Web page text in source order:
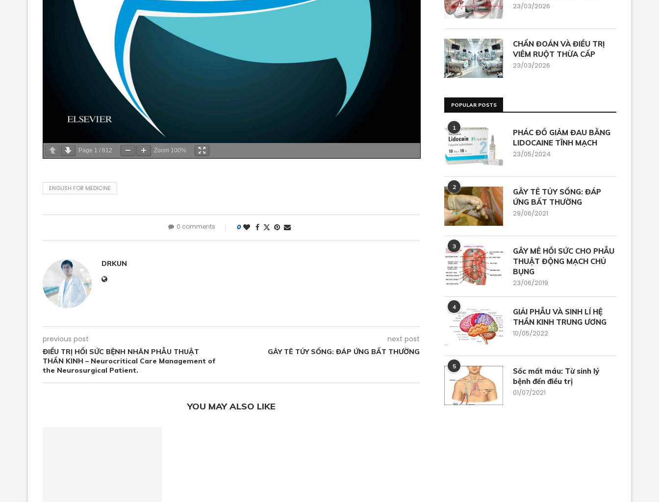
Page 1 / 612 Zoom 100%
ENGLISH FOR MEDICINE
0 comments 0
DRKUN
previous post
ĐIỀU TRỊ HỒI SỨC BỆNH NHÂN PHẪU THUẬT
THẦN KINH – Neurocritical Care Management of
the Neurosurgical Patient.
next post
GÂY TÊ TỦY SỐNG: ĐÁP ỨNG BẤT THƯỜNG
YOU MAY ALSO LIKE
23/03/2026
CHẨN ĐOÁN VÀ ĐIỀU TRỊ
VIÊM RUỘT THỪA CẤP
23/03/2026
POPULAR POSTS
1
PHÁC ĐỒ GIẢM ĐAU BẰNG
LIDOCAINE TĨNH MẠCH
23/05/2024
2
GÂY TÊ TỦY SỐNG: ĐÁP
ỨNG BẤT THƯỜNG
29/06/2021
3
GÂY MÊ HỒI SỨC CHO PHẪU
THUẬT ĐỘNG MẠCH CHỦ
BỤNG
23/06/2019
4
GIẢI PHẪU VÀ SINH LÍ HỆ
THẦN KINH TRUNG ƯƠNG
10/05/2022
5
Sốc mất máu: Từ sinh lý
bệnh đến điều trị
01/07/2021